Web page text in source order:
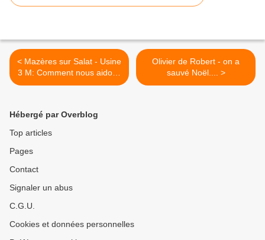
< Mazères sur Salat - Usine
3 M: Comment nous aidons
à lutter contre la pandémie
Olivier de Robert - on a
sauvé Noël.... >
Hébergé par Overblog
Top articles
Pages
Contact
Signaler un abus
C.G.U.
Cookies et données personnelles